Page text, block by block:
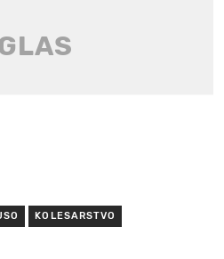
KOLESARSTVO